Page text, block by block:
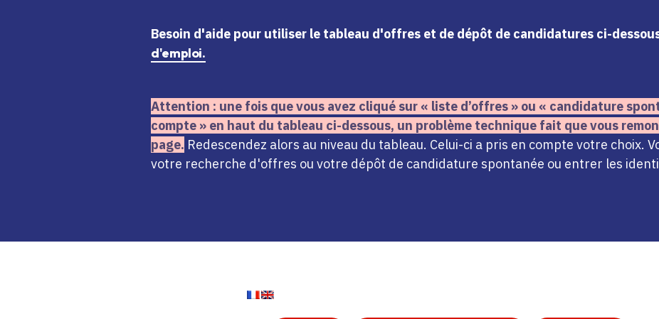
Besoin d'aide pour utiliser le tableau d'offres et de dépôt de candidatures ci-
d'emploi.
Attention : une fois que vous avez cliqué sur « liste d’offres » ou « candidature
compte » en haut du tableau ci-dessous, un problème technique fait que vous
page. Redescendez alors au niveau du tableau. Celui-ci a pris en compte votre choix.
votre recherche d'offres ou votre dépôt de candidature spontanée ou entrer les